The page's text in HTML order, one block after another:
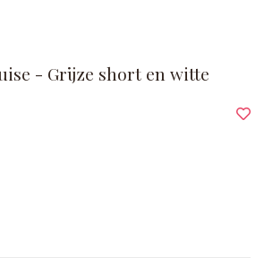
- Grijze short en witte